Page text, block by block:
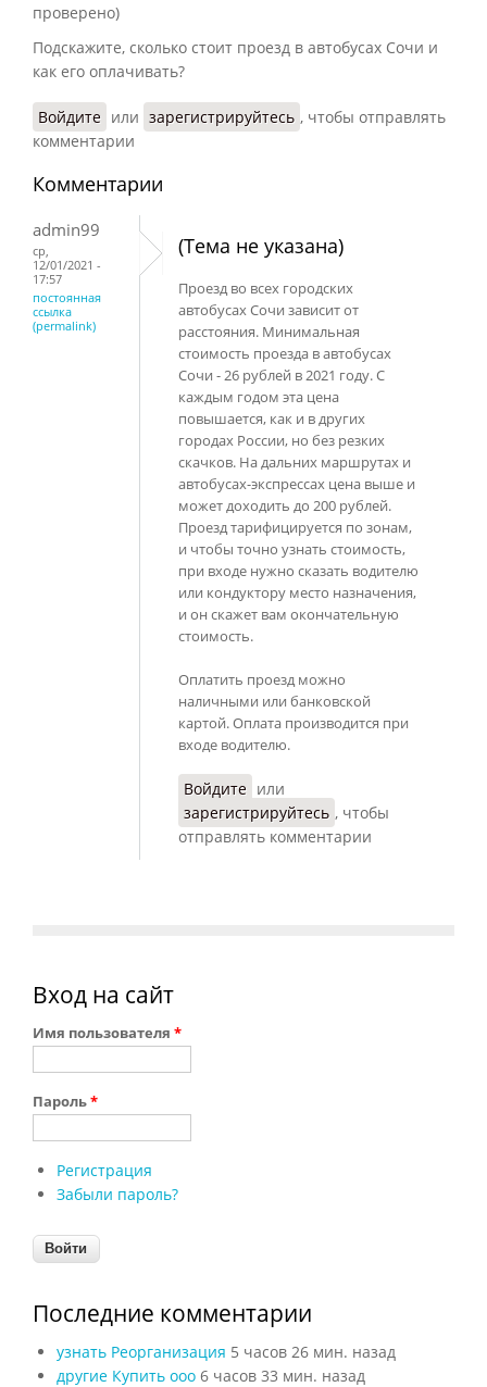
проверено)
Подскажите, сколько стоит проезд в автобусах Сочи и
как его оплачивать?
Войдите или зарегистрируйтесь , чтобы отправлять
комментарии
Комментарии
admin99
ср,
12/01/2021 -
17:57
постоянная
ссылка
(permalink)
(Тема не указана)
Проезд во всех городских
автобусах Сочи зависит от
расстояния. Минимальная
стоимость проезда в автобусах
Сочи - 26 рублей в 2021 году. С
каждым годом эта цена
повышается, как и в других
городах России, но без резких
скачков. На дальних маршрутах и
автобусах-экспрессах цена выше и
может доходить до 200 рублей.
Проезд тарифицируется по зонам,
и чтобы точно узнать стоимость,
при входе нужно сказать водителю
или кондуктору место назначения,
и он скажет вам окончательную
стоимость.
Оплатить проезд можно
наличными или банковской
картой. Оплата производится при
входе водителю.
Войдите или
зарегистрируйтесь , чтобы
отправлять комментарии
Вход на сайт
Имя пользователя *
Пароль*
Регистрация
Забыли пароль?
Последние комментарии
узнать Реорганизация 5 часов 26 мин. назад
другие Купить ооо 6 часов 33 мин. назад